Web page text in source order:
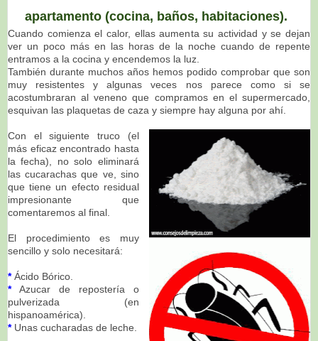
apartamento (cocina, baños, habitaciones).
Cuando comienza el calor, ellas aumenta su actividad y se dejan
ver un poco más en las horas de la noche cuando de repente
entramos a la cocina y encendemos la luz.
También durante muchos años hemos podido comprobar que son
muy resistentes y algunas veces nos parece como si se
acostumbraran al veneno que compramos en el supermercado,
esquivan las plaquetas de caza y siempre hay alguna por ahí.
Con el siguiente truco (el
más eficaz encontrado hasta
la fecha), no solo eliminará
las cucarachas que ve, sino
que tiene un efecto residual
impresionante que
comentaremos al final.
El procedimiento es muy
sencillo y solo necesitará:
*Ácido Bórico.
*Azucar de repostería o
pulverizada (en
hispanoamérica).
*Unas cucharadas de leche.